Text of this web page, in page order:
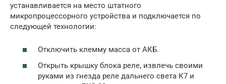
устанавливается на место штатного
микропроцессорного устройства и подключается по
следующей технологии:
Отключить клемму масса от АКБ.
Открыть крышку блока реле, извлечь своими
руками из гнезда реле дальнего света К7 и